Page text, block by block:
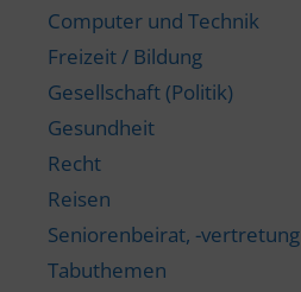
Computer und Technik
Freizeit / Bildung
Gesellschaft (Politik)
Gesundheit
Recht
Reisen
Seniorenbeirat, -vertretung
Tabuthemen